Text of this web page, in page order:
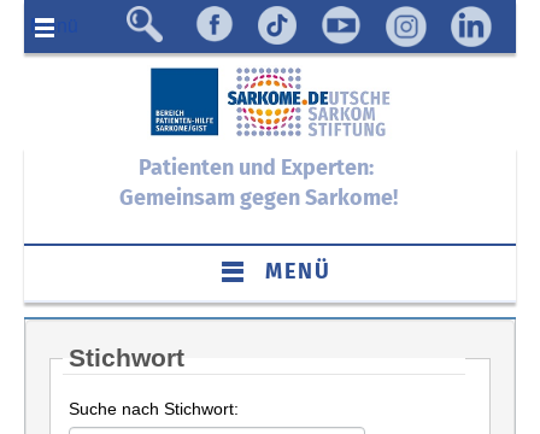
Menü
Patienten und Experten:
Gemeinsam gegen Sarkome!
MENÜ
Stichwort
Suche nach Stichwort: